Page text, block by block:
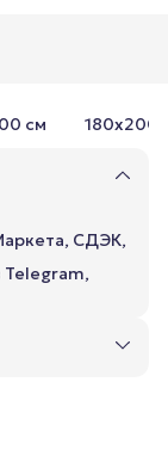
cм 180x200
СДЭК,